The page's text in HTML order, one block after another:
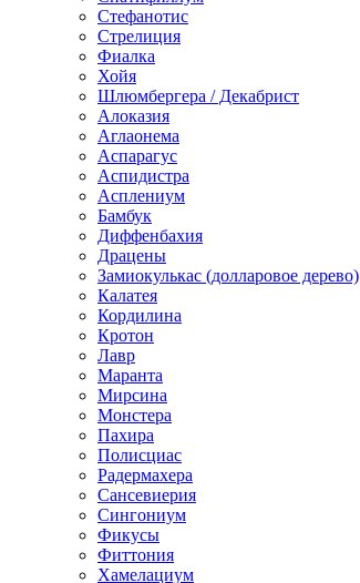
Стефанотис
Стрелиция
Фиалка
Хойя
Шлюмбергера / Декабрист
Алоказия
Аглаонема
Аспарагус
Аспидистра
Асплениум
Бамбук
Диффенбахия
Драцены
Замиокулькас (долларовое дерево)
Калатея
Кордилина
Кротон
Лавр
Маранта
Мирсина
Монстера
Пахира
Полисциас
Радермахера
Сансевиерия
Сингониум
Фикусы
Фиттония
Хамелациум